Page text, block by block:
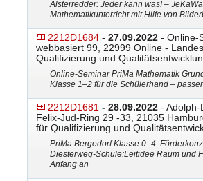
Alsterredder: Jeder kann was! –
Mathematikunterricht mit Hilfe von
2212D1684 - 27.09.2022 - Online-
webbasiert 99, 22999 Online -
Qualifizierung und
Online-Seminar PriMa Mathematik
Klasse 1–2 für die Schülerhand –
2212D1681 - 28.09.2022 - Adolph-
Felix-Jud-Ring 29 -33, 21035
für Qualifizierung und
PriMa Bergedorf Klasse 0–4:
Diesterweg-Schule:​Leitidee Raum und
Anfang an